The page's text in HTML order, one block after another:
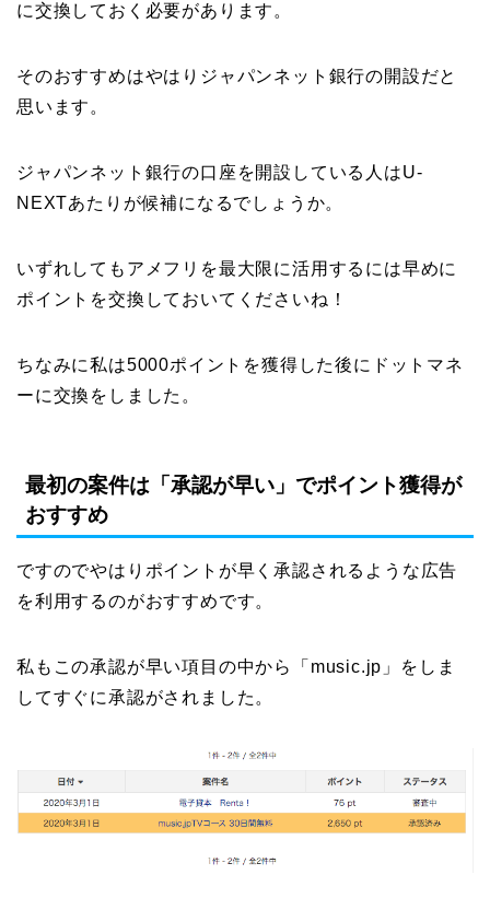
に交換しておく必要があります。
そのおすすめはやはりジャパンネット銀行の開設だと
思います。
ジャパンネット銀行の口座を開設している人はU-
NEXTあたりが候補になるでしょうか。
いずれしてもアメフリを最大限に活用するには早めに
ポイントを交換しておいてくださいね！
ちなみに私は5000ポイントを獲得した後にドットマネ
ーに交換をしました。
最初の案件は「承認が早い」でポイント獲得が
おすすめ
ですのでやはりポイントが早く承認されるような広告
を利用するのがおすすめです。
私もこの承認が早い項目の中から「music.jp」をしま
してすぐに承認がされました。